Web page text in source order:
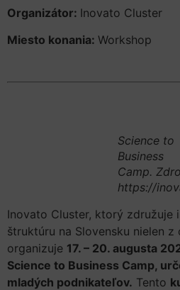
Organizátor: Inovato Cluster
Miesto konania: Workshop
Science to
Business
Camp.
https://
Inovato Cluster, ktorý združuje
štruktúru na Slovensku nielen z
organizuje 17. – 20. augusta
Science to Business Camp,
mladých podnikateľov. Tento